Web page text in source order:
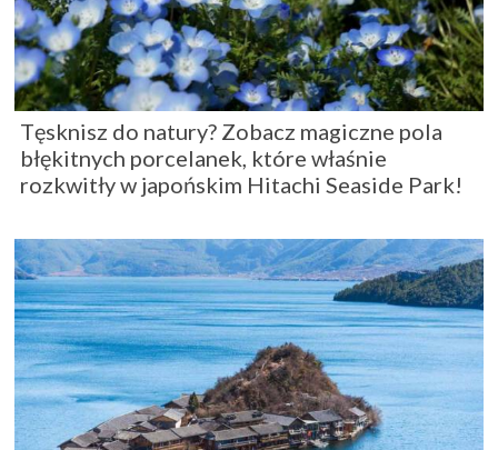
Tęsknisz do natury? Zobacz magiczne pola
błękitnych porcelanek, które właśnie
rozkwitły w japońskim Hitachi Seaside Park!